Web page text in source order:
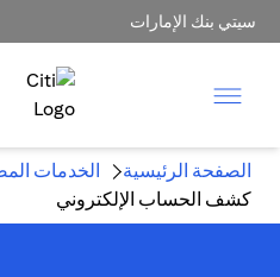
سيتي بنك الإمارات
الصفحة الرئيسية
الخدمات
كشف الحساب الإلكتروني